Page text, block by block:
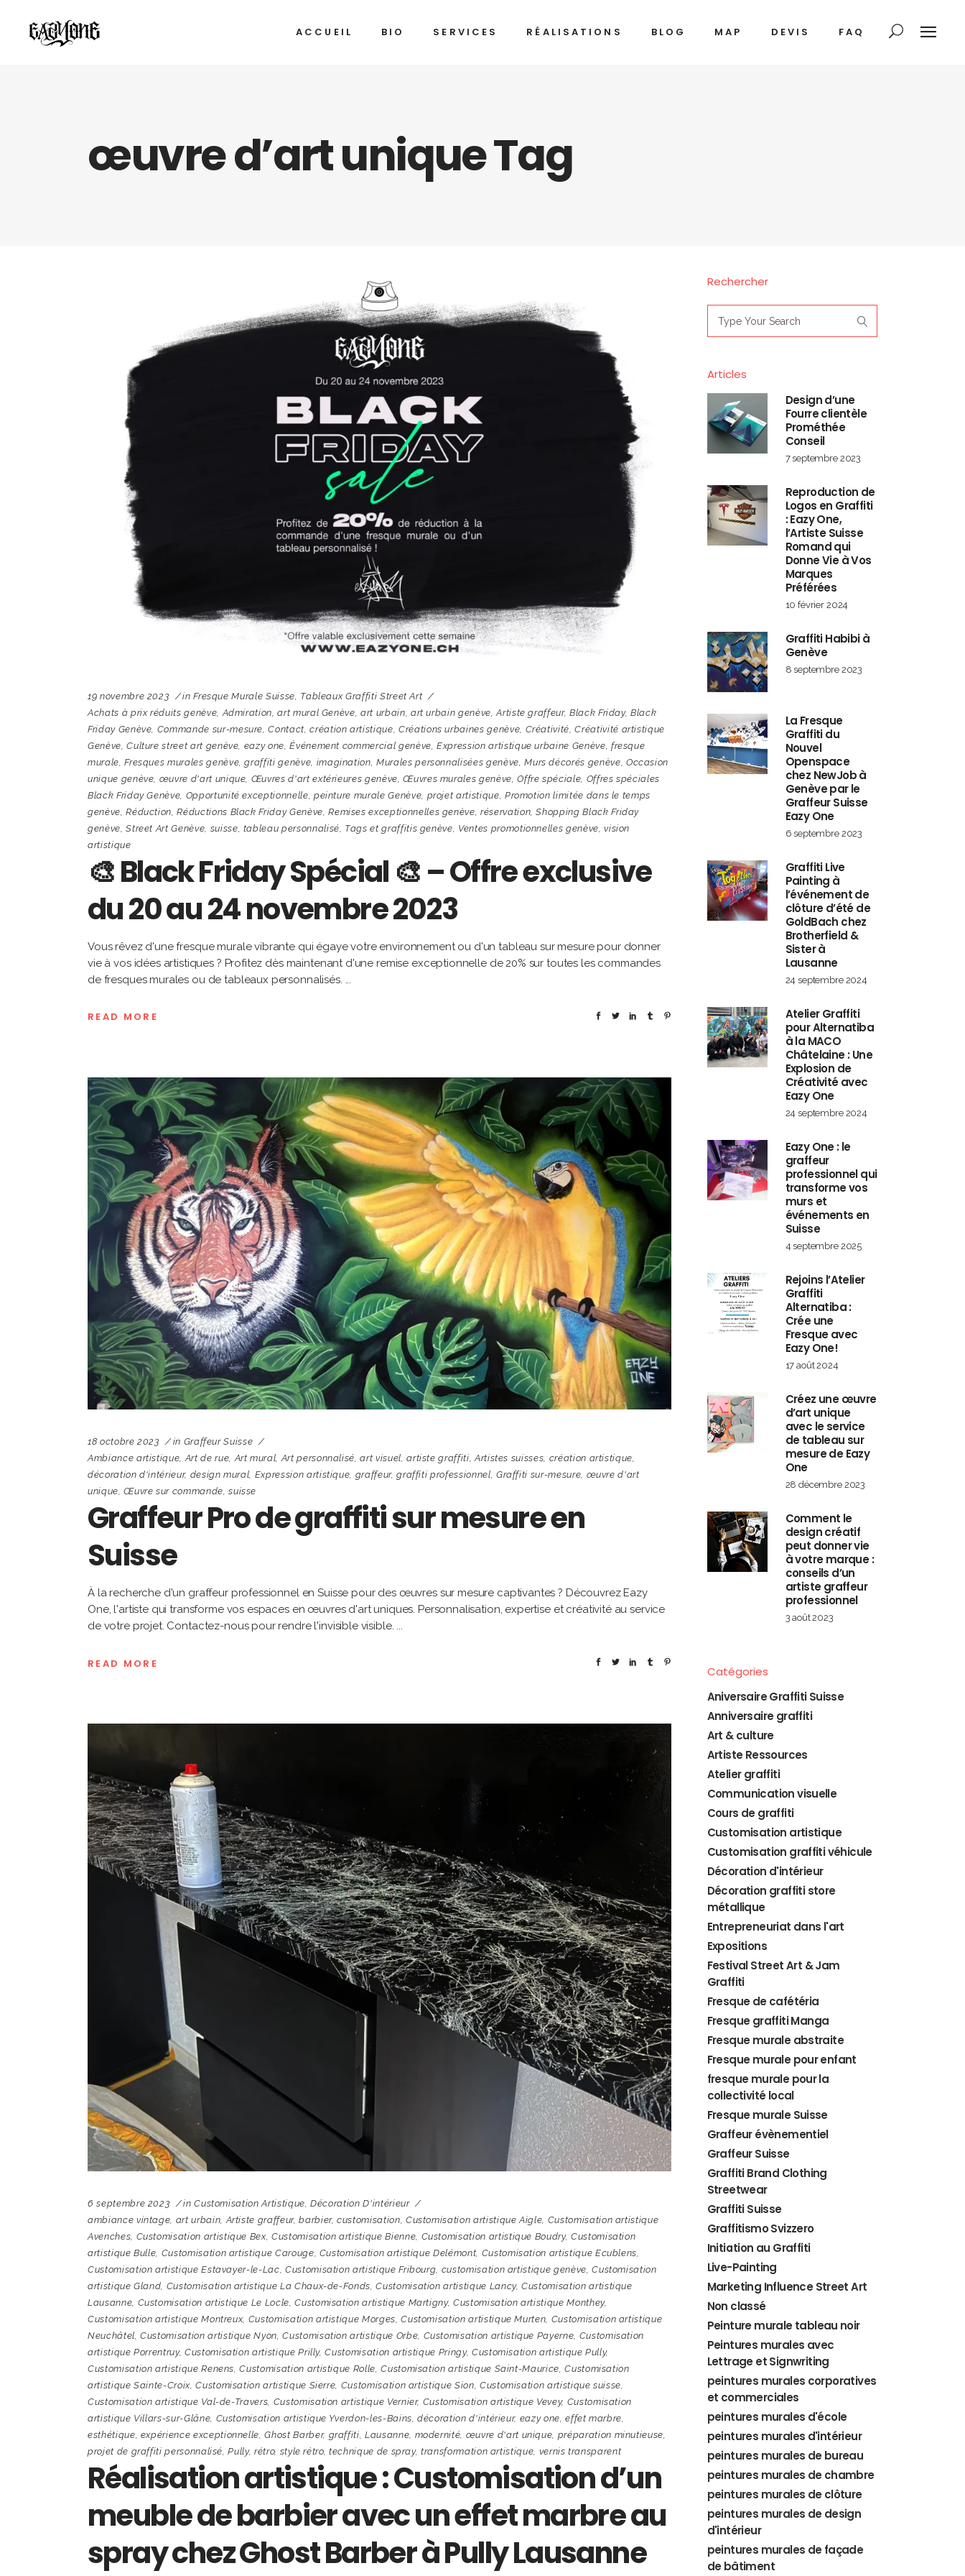
ACCUEIL BIO SERVICES RÉALISATIONS BLOG MAP DEVIS FAQ
œuvre d’art unique Tag
19 novembre 2023 in Fresque Murale Suisse Tableaux Graffiti Street Art
Achats à prix réduits genève Admiration ,art mural Genève ,art urbain art urbain genève ,Artiste graffeur, Black Friday,Black
Friday Genève Commande sur-mesure ,Contact ,création artistique Créations urbaines genève Créativité ,Créativité artistique
Genève ,Culture street art genève eazy one ,Événement commercial genève ,Expression artistique urbaine Genève fresque
murale ,Fresques murales genève ,graffiti genève imagination ,Murales personnalisées genève ,Murs décorés genève Occasion
unique genève œuvre d'art unique Œuvres d'art extérieures genève ,Œuvres murales genève ,Offre spéciale Offres spéciales
Black Friday Genève Opportunité exceptionnelle peinture murale Genève projet artistique Promotion limitée dans le temps
genève ,Réduction ,Réductions Black Friday Genève ,Remises exceptionnelles genève ,réservation ,Shopping Black Friday
genève ,Street Art Genève suisse tableau personnalisé Tags et graffitis genève Ventes promotionnelles genève ,vision
artistique
🎨 Black Friday Spécial 🎨 – Offre exclusive
du 20 au 24 novembre 2023
Vous rêvez d'une fresque murale vibrante qui égaye votre environnement ou d'un tableau sur mesure pour donner
vie à vos idées artistiques ? Profitez dès maintenant d'une remise exceptionnelle de 20% sur toutes les commandes
de fresques murales ou de tableaux personnalisés.
READ MORE
18 octobre 2023 in Graffeur Suisse
Ambiance artistique,Art de rue,Art mural,Art personnalisé,art visuel,artiste graffiti,Artistes suisses, création artistique,
décoration d'intérieur, design mural, Expression artistique, graffeur,graffiti professionnel, Graffiti sur-mesure, œuvre d'art
unique,Œuvre sur commande,suisse
Graffeur Pro de graffiti sur mesure en
Suisse
À la recherche d'un graffeur professionnel en Suisse pour des œuvres sur mesure captivantes ? Découvrez Eazy
One, l'artiste qui transforme vos espaces en œuvres d'art uniques. Personnalisation, expertise et créativité au service
de votre projet. Contactez-nous pour rendre l'invisible visible.
READ MORE
6 septembre 2023 in Customisation Artistique ,Décoration D'intérieur
ambiance vintage art urbain Artiste graffeur,barbier,customisation Customisation artistique Aigle Customisation artistique
Avenches Customisation artistique Bex,Customisation artistique Bienne Customisation artistique Boudry, Customisation
artistique Bulle Customisation artistique Carouge Customisation artistique Delémont Customisation artistique Ecublens
Customisation artistique Estavayer-le-Lac Customisation artistique Fribourg customisation artistique genève ,Customisation
artistique Gland Customisation artistique La Chaux-de-Fonds ,Customisation artistique Lancy,Customisation artistique
Lausanne Customisation artistique Le Locle ,Customisation artistique Martigny,Customisation artistique Monthey,
Customisation artistique Montreux, Customisation artistique Morges ,Customisation artistique Murten Customisation artistique
Neuchâtel ,Customisation artistique Nyon ,Customisation artistique Orbe Customisation artistique Payerne Customisation
artistique Porrentruy, Customisation artistique Prilly,Customisation artistique Pringy, Customisation artistique Pully,
Customisation artistique Renens ,Customisation artistique Rolle ,Customisation artistique Saint-Maurice ,Customisation
artistique Sainte-Croix,Customisation artistique Sierre Customisation artistique Sion Customisation artistique suisse
Customisation artistique Val-de-Travers Customisation artistique Vernier, Customisation artistique Vevey, Customisation
artistique Villars-sur-Glâne Customisation artistique Yverdon-les-Bains ,décoration d'intérieur, eazy one ,effet marbre
esthétique expérience exceptionnelle ,Ghost Barber, graffiti ,Lausanne modernité œuvre d'art unique préparation minutieuse
projet de graffiti personnalisé ,Pully,rétro, style rétro,technique de spray,transformation artistique vernis transparent
Réalisation artistique : Customisation d’un
meuble de barbier avec un effet marbre au
spray chez Ghost Barber à Pully Lausanne
Rechercher
for:
Articles
Design d’une
Fourre clientèle
Prométhée
Conseil
7 septembre 2023
Reproduction de
Logos en Graffiti
: Eazy One,
l’Artiste Suisse
Romand qui
Donne Vie à Vos
Marques
Préférées
10 février 2024
Graffiti Habibi à
Genève
8 septembre 2023
La Fresque
Graffiti du
Nouvel
Openspace
chez NewJob à
Genève par le
Graffeur Suisse
Eazy One
6 septembre 2023
Graffiti Live
Painting à
l’événement de
clôture d’été de
GoldBach chez
Brotherfield &
Sister à
Lausanne
24 septembre 2024
Atelier Graffiti
pour Alternatiba
à la MACO
Châtelaine : Une
Explosion de
Créativité avec
Eazy One
24 septembre 2024
Eazy One : le
graffeur
professionnel qui
transforme vos
murs et
événements en
Suisse
4 septembre 2025
Rejoins l’Atelier
Graffiti
Alternatiba :
Crée une
Fresque avec
Eazy One!
17 août 2024
Créez une œuvre
d’art unique
avec le service
de tableau sur
mesure de Eazy
One
28 décembre 2023
Comment le
design créatif
peut donner vie
à votre marque :
conseils d’un
artiste graffeur
professionnel
3 août 2023
Catégories
Aniversaire Graffiti Suisse
Anniversaire graffiti
Art & culture
Artiste Ressources
Atelier graffiti
Communication visuelle
Cours de graffiti
Customisation artistique
Customisation graffiti véhicule
Décoration d'intérieur
Décoration graffiti store
métallique
Entrepreneuriat dans l'art
Expositions
Festival Street Art & Jam
Graffiti
Fresque de cafétéria
Fresque graffiti Manga
Fresque murale abstraite
Fresque murale pour enfant
fresque murale pour la
collectivité local
Fresque murale Suisse
Graffeur évènementiel
Graffeur Suisse
Graffiti Brand Clothing
Streetwear
Graffiti Suisse
Graffitismo Svizzero
Initiation au Graffiti
Live-Painting
Marketing Influence Street Art
Non classé
Peinture murale tableau noir
Peintures murales avec
Lettrage et Signwriting
peintures murales corporatives
et commerciales
peintures murales d'école
peintures murales d'intérieur
peintures murales de bureau
peintures murales de chambre
peintures murales de clôture
peintures murales de design
d'intérieur
peintures murales de façade
de bâtiment